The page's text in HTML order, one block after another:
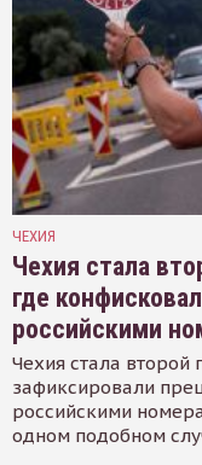
ЧЕХИЯ
Чехия стала
где
российскими
Чехия стала второй
зафиксировали
российскими
одном подобном